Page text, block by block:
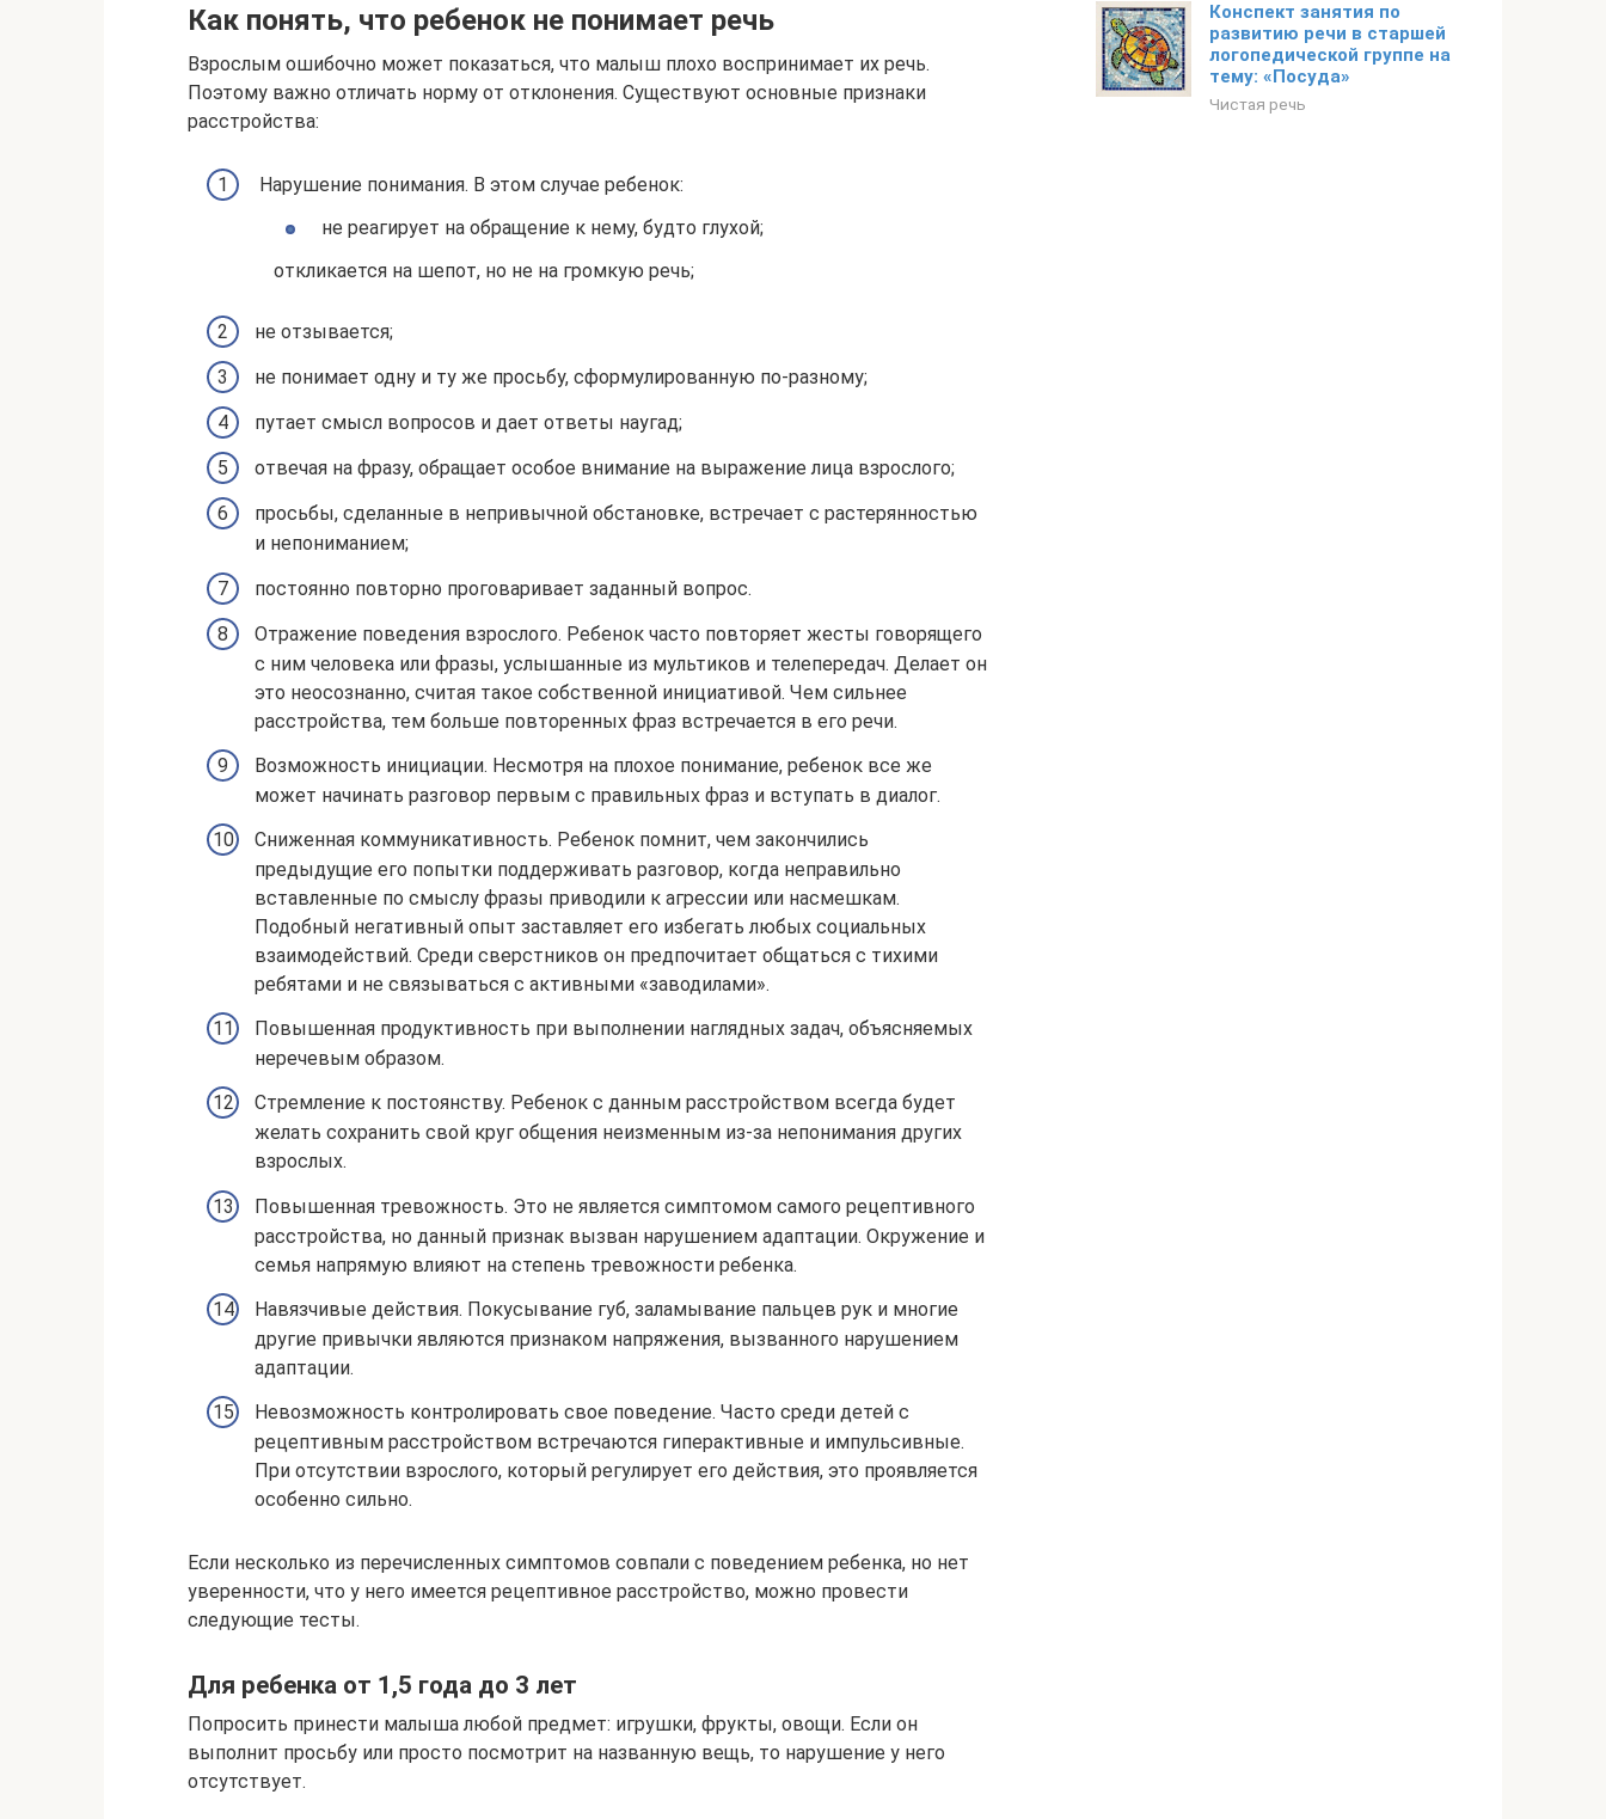
Как понять, что ребенок не понимает речь
Взрослым ошибочно может показаться, что малыш плохо воспринимает их речь.
Поэтому важно отличать норму от отклонения. Существуют основные признаки
расстройства:
Нарушение понимания. В этом случае ребенок:
не реагирует на обращение к нему, будто глухой;
откликается на шепот, но не на громкую речь;
не отзывается;
не понимает одну и ту же просьбу, сформулированную по-разному;
путает смысл вопросов и дает ответы наугад;
отвечая на фразу, обращает особое внимание на выражение лица взрослого;
просьбы, сделанные в непривычной обстановке, встречает с растерянностью
и непониманием;
постоянно повторно проговаривает заданный вопрос.
Отражение поведения взрослого. Ребенок часто повторяет жесты говорящего
с ним человека или фразы, услышанные из мультиков и телепередач. Делает он
это неосознанно, считая такое собственной инициативой. Чем сильнее
расстройства, тем больше повторенных фраз встречается в его речи.
Возможность инициации. Несмотря на плохое понимание, ребенок все же
может начинать разговор первым с правильных фраз и вступать в диалог.
Сниженная коммуникативность. Ребенок помнит, чем закончились
предыдущие его попытки поддерживать разговор, когда неправильно
вставленные по смыслу фразы приводили к агрессии или насмешкам.
Подобный негативный опыт заставляет его избегать любых социальных
взаимодействий. Среди сверстников он предпочитает общаться с тихими
ребятами и не связываться с активными «заводилами».
Повышенная продуктивность при выполнении наглядных задач, объясняемых
неречевым образом.
Стремление к постоянству. Ребенок с данным расстройством всегда будет
желать сохранить свой круг общения неизменным из-за непонимания других
взрослых.
Повышенная тревожность. Это не является симптомом самого рецептивного
расстройства, но данный признак вызван нарушением адаптации. Окружение и
семья напрямую влияют на степень тревожности ребенка.
Навязчивые действия. Покусывание губ, заламывание пальцев рук и многие
другие привычки являются признаком напряжения, вызванного нарушением
адаптации.
Невозможность контролировать свое поведение. Часто среди детей с
рецептивным расстройством встречаются гиперактивные и импульсивные.
При отсутствии взрослого, который регулирует его действия, это проявляется
особенно сильно.
Если несколько из перечисленных симптомов совпали с поведением ребенка, но нет
уверенности, что у него имеется рецептивное расстройство, можно провести
следующие тесты.
Для ребенка от 1,5 года до 3 лет
Попросить принести малыша любой предмет: игрушки, фрукты, овощи. Если он
выполнит просьбу или просто посмотрит на названную вещь, то нарушение у него
отсутствует.
Конспект занятия по
развитию речи в старшей
логопедической группе на
тему: «Посуда»
Чистая речь